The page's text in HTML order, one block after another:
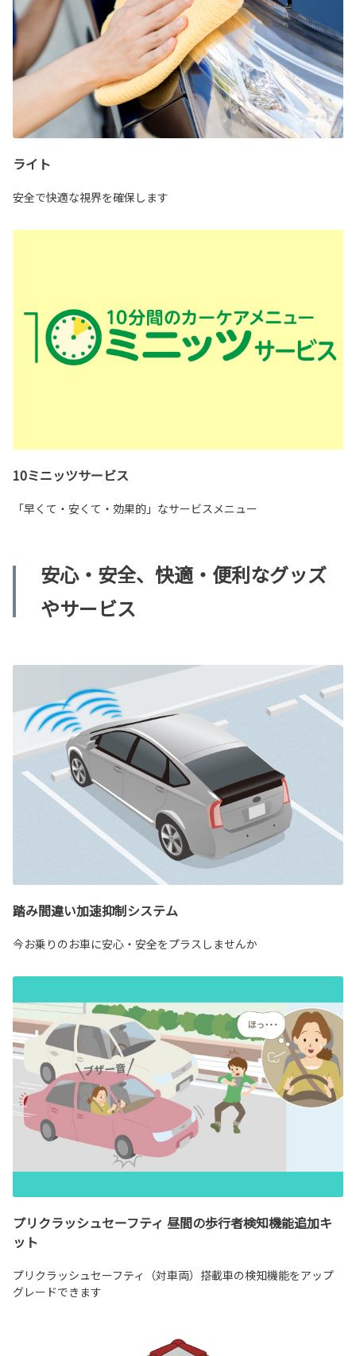
ライト
安全で快適な視界を確保します
10ミニッツサービス
「早くて・安くて・効果的」なサービスメニュー
安心・安全、快適・便利なグッズ
やサービス
踏み間違い加速抑制システム
今お乗りのお車に安心・安全をプラスしませんか
プリクラッシュセーフティ 昼間の歩行者検知機能追加キ
ット
プリクラッシュセーフティ（対車両）搭載車の検知機能をアップ
グレードできます